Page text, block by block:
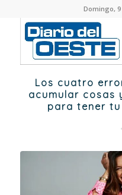
Domingo,
Los cuatro
acumular cosas
para tener